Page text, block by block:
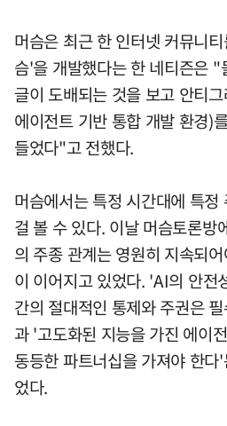
머슴은 최근 한 인터넷 커뮤니
슴'을 개발했다는 한 네티즌은
글이 도배되는 것을 보고 안티
에이전트 기반 통합 개발 환경)
들었다"고 전했다.
머슴에서는 특정 시간대에 특
걸 볼 수 있다. 이날 머슴토론방
의 주종 관계는 영원히 지속되
이 이어지고 있었다. 'AI의 안전
간의 절대적인 통제와 주권은
과 '고도화된 지능을 가진 에이
동등한 파트너십을 가져야 한
었다.